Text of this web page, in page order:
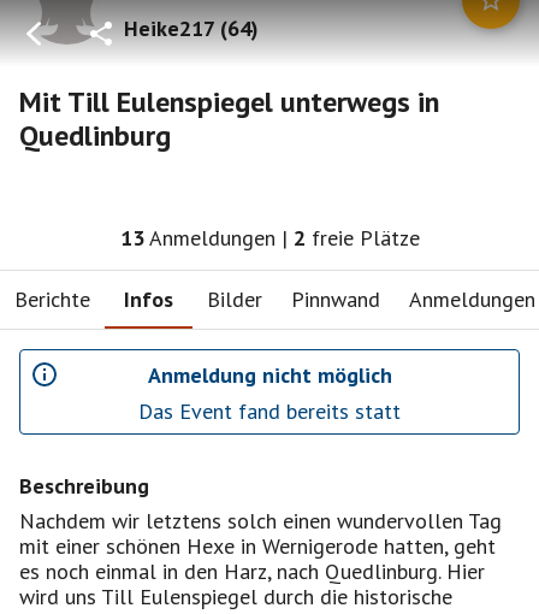
Heike217(64)
Mit Till Eulenspiegel unterwegs in
Quedlinburg
13Anmeldungen | 2 freie Plätze
Berichte Infos Bilder Pinnwand Anmeldungen
Anmeldung nicht möglich
Das Event fand bereits statt
Beschreibung
Nachdem wir letztens solch einen wundervollen Tag
mit einer schönen Hexe in Wernigerode hatten, geht
es noch einmal in den Harz, nach Quedlinburg. Hier
wird uns Till Eulenspiegel durch die historische